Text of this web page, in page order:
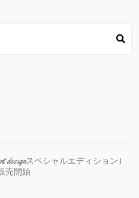
designスペシャルエディション｣
売開始